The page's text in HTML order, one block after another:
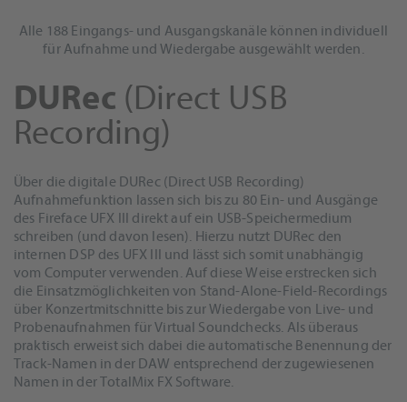
Alle 188 Eingangs- und Ausgangskanäle können individuell
für Aufnahme und Wiedergabe ausgewählt werden.
DURec (Direct USB
Recording)
Über die digitale DURec (Direct USB Recording)
Aufnahmefunktion lassen sich bis zu 80 Ein- und Ausgänge
des Fireface UFX III direkt auf ein USB-Speichermedium
schreiben (und davon lesen). Hierzu nutzt DURec den
internen DSP des UFX III und lässt sich somit unabhängig
vom Computer verwenden. Auf diese Weise erstrecken sich
die Einsatzmöglichkeiten von Stand-Alone-Field-Recordings
über Konzertmitschnitte bis zur Wiedergabe von Live- und
Probenaufnahmen für Virtual Soundchecks. Als überaus
praktisch erweist sich dabei die automatische Benennung der
Track-Namen in der DAW entsprechend der zugewiesenen
Namen in der TotalMix FX Software.